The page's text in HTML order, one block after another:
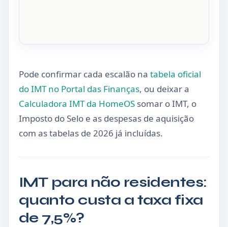
Pode confirmar cada escalão na tabela oficial
do IMT no Portal das Finanças, ou deixar a
Calculadora IMT da HomeOS somar o IMT, o
Imposto do Selo e as despesas de aquisição
com as tabelas de 2026 já incluídas.
IMT para não residentes:
quanto custa a taxa fixa
de 7,5%?